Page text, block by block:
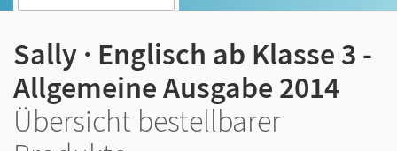
Sally · Englisch ab Klasse 3 -
Allgemeine Ausgabe 2014
Übersicht bestellbarer